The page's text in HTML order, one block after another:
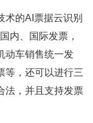
的AI票据云识别
内、国际发票，
动车销售统一发
等，还可以进行三
法，并且支持发票